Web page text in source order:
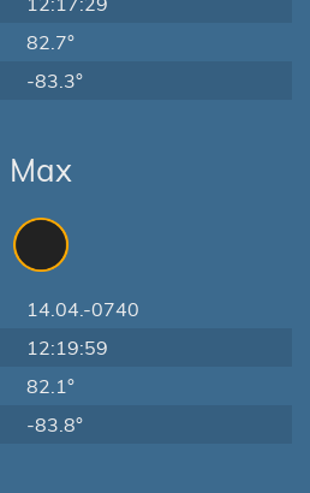
82.7°
-83.3°
Max
14.04.-0740
12:19:59
82.1°
-83.8°